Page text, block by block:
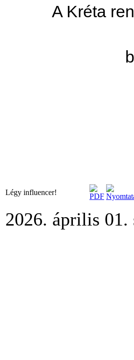
A Kréta
Légy influencer!
2026. április 01.